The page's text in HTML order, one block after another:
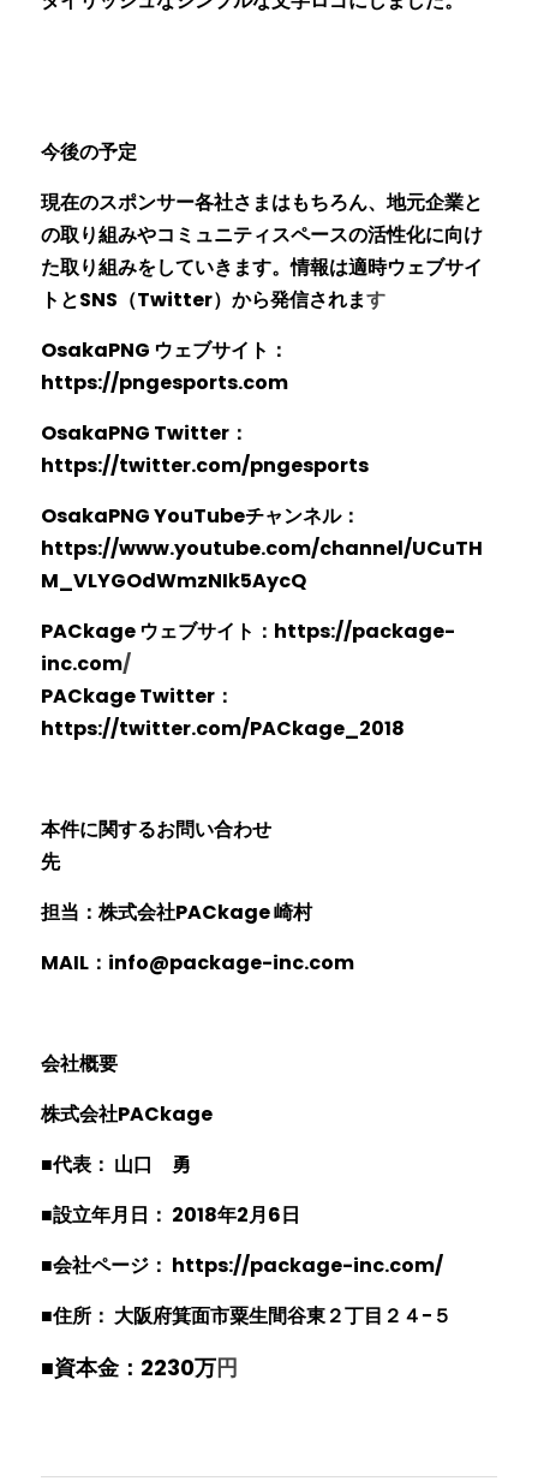
今後の予定
現在のスポンサー各社さまはもちろん、地元企業と
の取り組みやコミュニティスペースの活性化に向け
た取り組みをしていきます。情報は適時ウェブサイ
ト とSNS（Twitter）から発信されます
OsakaPNG ウェブサイト ：
https://pngesports.com
OsakaPNG Twitter ：
https://twitter.com/pngesports
OsakaPNG YouTubeチャンネル：
https://www.youtube.com/channel/UCuTH
M_VLYGOdWmzNIk5AycQ
PACkage ウェブサイト ：https://package-
inc.com/
PACkage Twitter ：
https://twitter.com/PACkage_2018
本件に関するお問い合わせ
先
担当：株式会社PACkage 崎村
MAIL ：info@package-inc.com
会社概要
株式会社PACkage
■代表： 山口　勇
■設立年月日： 2018年2月6日
■会社ページ： https://package-inc.com/
■住所： 大阪府箕面市粟生間谷東２丁目２４−５
■資本金：2230万円